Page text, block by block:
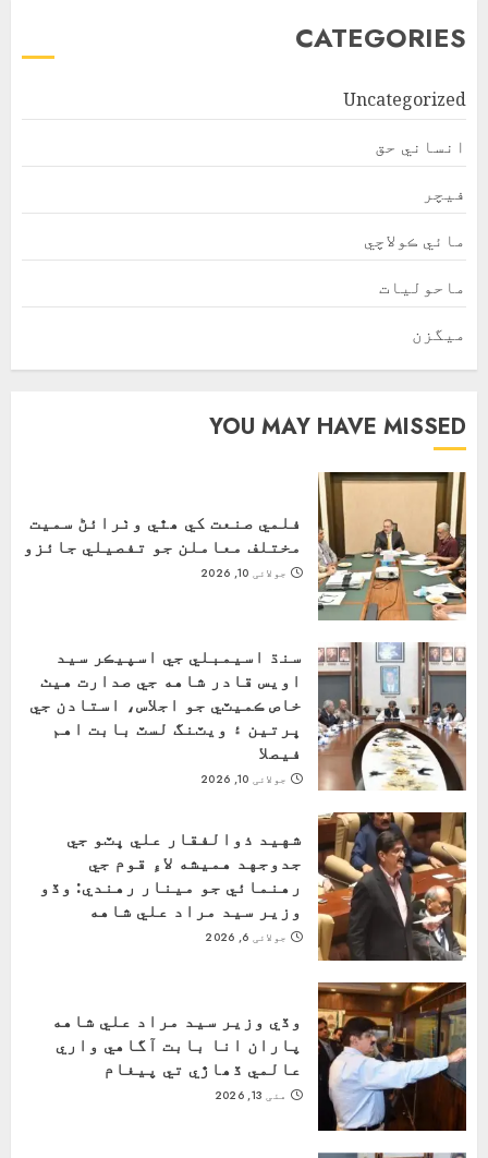
CATEGORIES
Uncategorized
انساني حق
فیچر
مائي ڪولاچي
ماحولیات
ميگزن
YOU MAY HAVE MISSED
فلمي صنعت کي ھٿي وٺرائڻ سميت
مختلف معاملن جو تفصيلي جائزو
جولائی 10, 2026
سنڌ اسيمبلي جي اسپيڪر سيد
اويس قادر شاهه جي صدارت هيٺ
خاص ڪميٽي جو اجلاس، استادن جي
ڀرتين ۽ ويٽنگ لسٽ بابت اهم
فيصلا
جولائی 10, 2026
شهيد ذوالفقار علي ڀٽو جي
جدوجهد هميشه لاءِ قوم جي
رهنمائي جو مينار رهندي: وڏو
وزير سيد مراد علي شاهه
جولائی 6, 2026
وڏي وزير سيد مراد علي شاهه
پاران انا بابت آگاهي واري
عالمي ڏھاڙي تي پيغام
مئی 13, 2026